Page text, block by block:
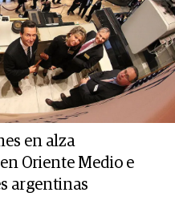
en alza
Oriente Medio e
argentinas